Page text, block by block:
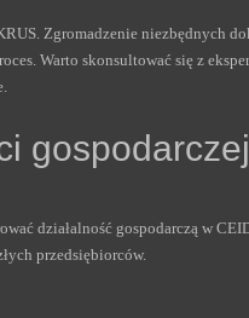
Zgromadzenie niezbędnych
Warto skonsultować się z
działalność gospodarczą w
przedsiębiorców.